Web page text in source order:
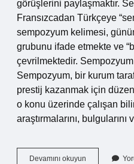
görüşlerini paylaşmaktır.
Fransızcadan Türkçeye
sempozyum kelimesi,
grubunu ifade etmekte ve
çevrilmektedir.
Sempozyum, bir kurum
prestij kazanmak için
o konu üzerinde çalışan
araştırmalarını, bulgularını
Devamını okuyun Sempozyumun